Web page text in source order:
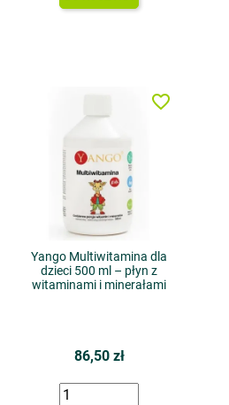
Yango Multiwitamina dla
dzieci 500 ml – płyn z
witaminami i minerałami
86,50 zł
favorite_border